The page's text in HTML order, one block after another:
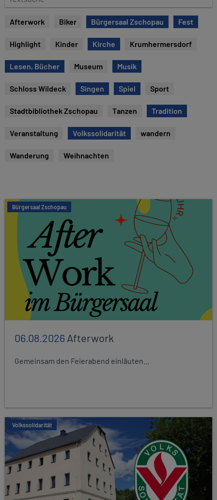
e
c
Afterwork Biker Bürgersaal Zschopau Fest
Highlight Kinder Kirche Krumhermersdorf
Lesen, Bücher Museum Musik
Schloss Wildeck Singen Spiel Sport
Stadtbibliothek Zschopau Tanzen Tradition
Veranstaltung Volkssolidarität wandern
Wanderung Weihnachten
Bürgersaal Zschopau
06.08.2026Afterwork
Gemeinsam den Feierabend einläuten...
Volkssolidarität